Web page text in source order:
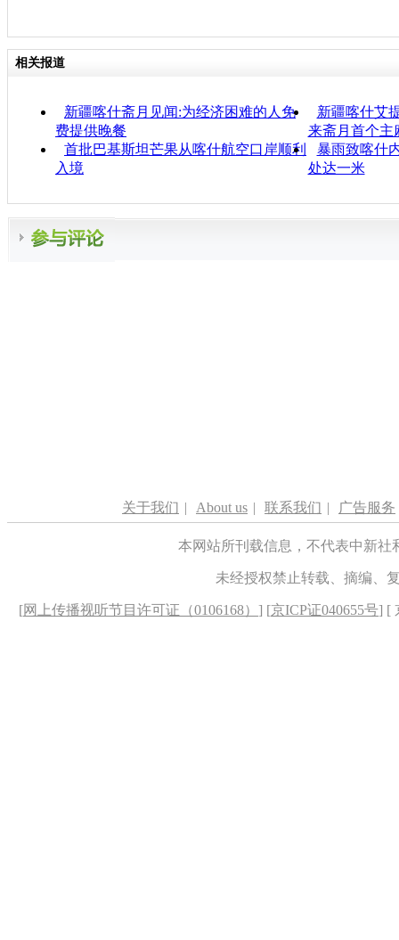
相关报道
新疆喀什斋月见闻:为经济困难的人免
费提供晚餐
新疆喀什艾
来斋月首个主
首批巴基斯坦芒果从喀什航空口岸顺利
入境
暴雨致喀什
处达一米
关于我们 | About us | 联系我们 | 广告服务
本网站所刊载信息，不代表中新
未经授权禁止转载、摘编、
[网上传播视听节目许可证（0106168） ] [京ICP证040655号] [